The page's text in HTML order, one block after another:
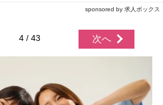
sponsored by 求人ボックス
4 / 43 次へ